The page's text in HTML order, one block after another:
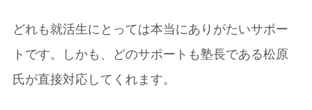
どれも就活生にとっては本当にありがたいサポー
トです。しかも、どのサポートも塾長である松原
氏が直接対応してくれます。